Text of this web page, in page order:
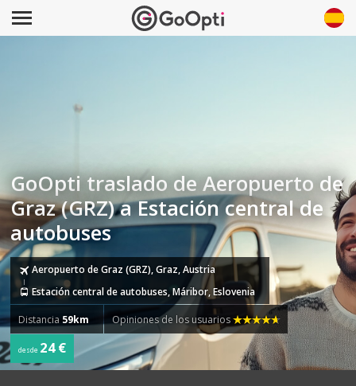
GoOpti traslado de Aeropuerto de
Graz (GRZ) a Estación central de
autobuses
Aeropuerto de Graz (GRZ), Graz, Austria
Estación central de autobuses, Máribor, Eslovenia
Distancia 59km Opiniones de los usuarios
desde 24 €